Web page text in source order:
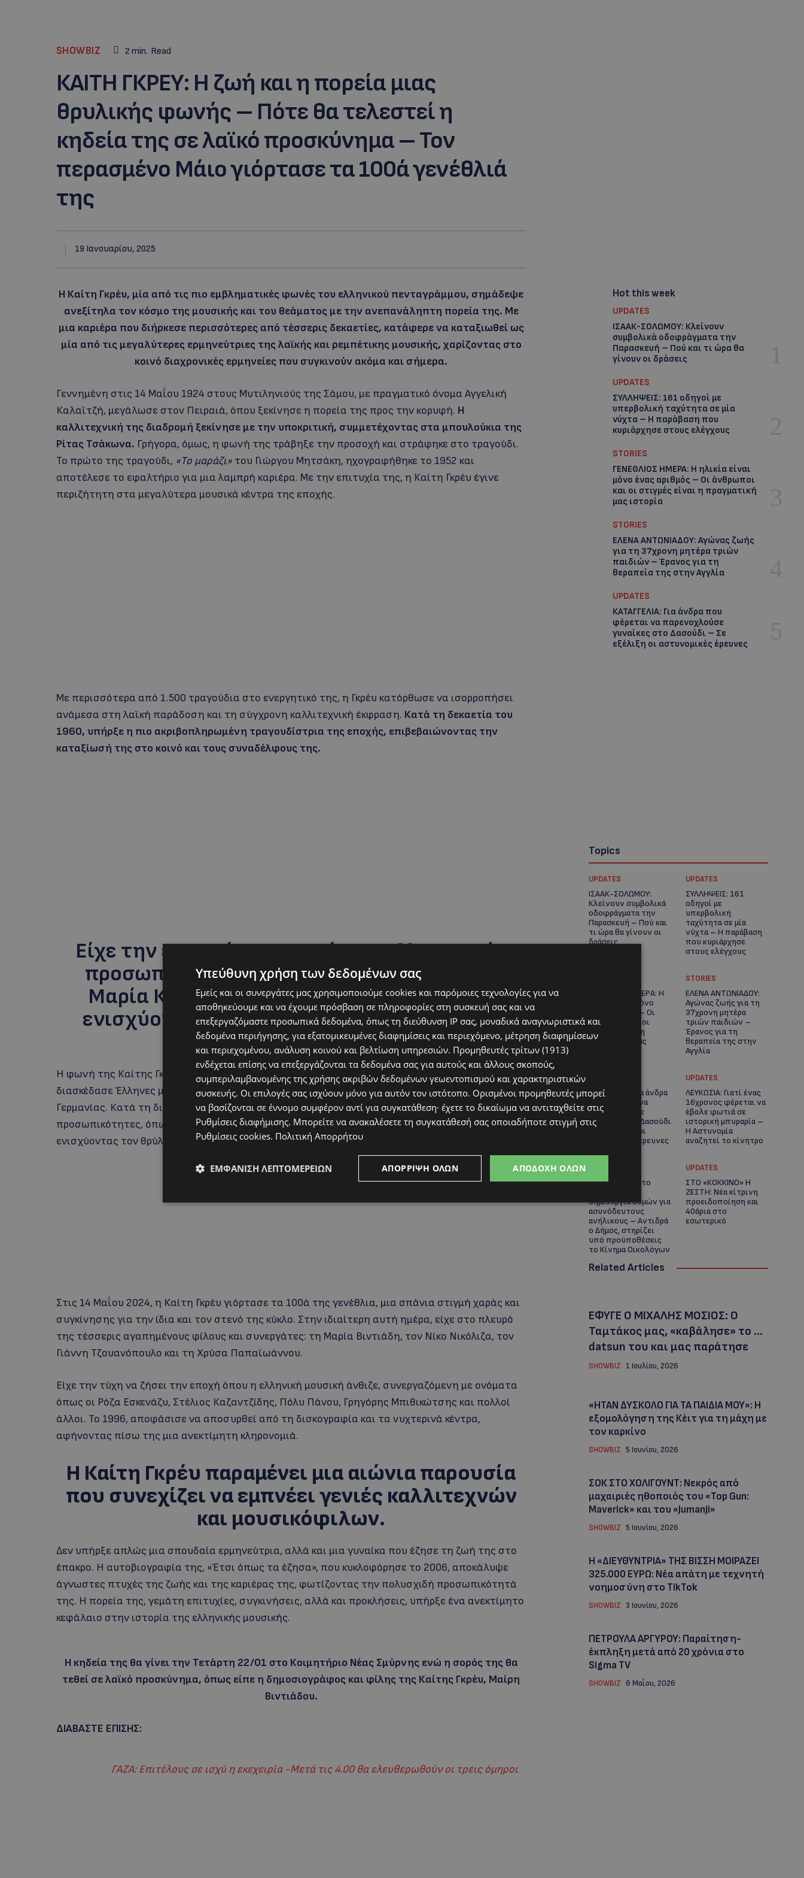
SHOWBIZ 2 min. Read
ΚΑΙΤΗ ΓΚΡΕΥ: Η ζωή και η πορεία μιας
θρυλικής φωνής – Πότε θα τελεστεί η
κηδεία της σε λαϊκό προσκύνημα – Τον
περασμένο Μάιο γιόρτασε τα 100ά γενέθλιά
της
19 Ιανουαρίου, 2025
Η Καίτη Γκρέυ, μία από τις πιο εμβληματικές φωνές του ελληνικού πενταγράμμου, σημάδεψε
ανεξίτηλα τον κόσμο της μουσικής και του θεάματος με την ανεπανάληπτη πορεία της. Με
μια καριέρα που διήρκεσε περισσότερες από τέσσερις δεκαετίες, κατάφερε να καταξιωθεί ως
μία από τις μεγαλύτερες ερμηνεύτριες της λαϊκής και ρεμπέτικης μουσικής, χαρίζοντας στο
κοινό διαχρονικές ερμηνείες που συγκινούν ακόμα και σήμερα.
Γεννημένη στις 14 Μαΐου 1924 στους Μυτιληνιούς της Σάμου, με πραγματικό όνομα Αγγελική
Καλαϊτζή, μεγάλωσε στον Πειραιά, όπου ξεκίνησε η πορεία της προς την κορυφή. Η
καλλιτεχνική της διαδρομή ξεκίνησε με την υποκριτική, συμμετέχοντας στα μπουλούκια της
Ρίτας Τσάκωνα. Γρήγορα, όμως, η φωνή της τράβηξε την προσοχή και στράφηκε στο τραγούδι.
Το πρώτο της τραγούδι, «Το μαράζι»του Γιώργου Μητσάκη, ηχογραφήθηκε το 1952 και
αποτέλεσε το εφαλτήριο για μια λαμπρή καριέρα. Με την επιτυχία της, η Καίτη Γκρέυ έγινε
περιζήτητη στα μεγαλύτερα μουσικά κέντρα της εποχής.
Με περισσότερα από 1.500 τραγούδια στο ενεργητικό της, η Γκρέυ κατόρθωσε να ισορροπήσει
ανάμεσα στη λαϊκή παράδοση και τη σύγχρονη καλλιτεχνική έκφραση. Κατά τη δεκαετία του
1960, υπήρξε η πιο ακριβοπληρωμένη τραγουδίστρια της εποχής, επιβεβαιώνοντας την
καταξίωσή της στο κοινό και τους συναδέλφους της.
Είχε την ευκαιρία να γνωρίσει εμβληματικές
προσωπικότητες, όπως ο Έλβις Πρίσλεϊ, η
Μαρία Κάλλας και ο Αριστοτέλης Ωνάσης,
ενισχύοντας τον θρύλο που περιέβαλε την
παρουσία της.
Η φωνή της Καίτης Γκρέυ ταξίδεψε πέρα από τα σύνορα της Ελλάδας. Ερμήνευσε τραγούδια και
διασκέδασε Έλληνες μετανάστες σε κέντρα της Αμερικής, της Αυστραλίας, του Καναδά και της
Γερμανίας. Κατά τη διάρκεια αυτής της πορείας, είχε την ευκαιρία να γνωρίσει εμβληματικές
προσωπικότητες, όπως ο Έλβις Πρίσλεϊ, η Μαρία Κάλλας και ο Αριστοτέλης Ωνάσης,
ενισχύοντας τον θρύλο που περιέβαλε την παρουσία της.
Στις 14 Μαΐου 2024, η Καίτη Γκρέυ γιόρτασε τα 100ά της γενέθλια, μια σπάνια στιγμή χαράς και
συγκίνησης για την ίδια και τον στενό της κύκλο. Στην ιδιαίτερη αυτή ημέρα, είχε στο πλευρό
της τέσσερις αγαπημένους φίλους και συνεργάτες: τη Μαρία Βιντιάδη, τον Νίκο Νικόλιζα, τον
Γιάννη Τζουανόπουλο και τη Χρύσα Παπαϊωάννου.
Είχε την τύχη να ζήσει την εποχή όπου η ελληνική μουσική άνθιζε, συνεργαζόμενη με ονόματα
όπως οι Ρόζα Εσκενάζυ, Στέλιος Καζαντζίδης, Πόλυ Πάνου, Γρηγόρης Μπιθικώτσης και πολλοί
άλλοι. Το 1996, αποφάσισε να αποσυρθεί από τη δισκογραφία και τα νυχτερινά κέντρα,
αφήνοντας πίσω της μια ανεκτίμητη κληρονομιά.
Η Καίτη Γκρέυ παραμένει μια αιώνια παρουσία
που συνεχίζει να εμπνέει γενιές καλλιτεχνών
και μουσικόφιλων.
Δεν υπήρξε απλώς μια σπουδαία ερμηνεύτρια, αλλά και μια γυναίκα που έζησε τη ζωή της στο
έπακρο. Η αυτοβιογραφία της, «Έτσι όπως τα έζησα», που κυκλοφόρησε το 2006, αποκάλυψε
άγνωστες πτυχές της ζωής και της καριέρας της, φωτίζοντας την πολυσχιδή προσωπικότητά
της. Η πορεία της, γεμάτη επιτυχίες, συγκινήσεις, αλλά και προκλήσεις, υπήρξε ένα ανεκτίμητο
κεφάλαιο στην ιστορία της ελληνικής μουσικής.
Η κηδεία της θα γίνει την Τετάρτη 22/01 στο Κοιμητήριο Νέας Σμύρνης ενώ η σορός της θα
τεθεί σε λαϊκό προσκύνημα, όπως είπε η δημοσιογράφος και φίλης της Καίτης Γκρέυ, Μαίρη
Βιντιάδου.
ΔΙΑΒΑΣΤΕ ΕΠΙΣΗΣ:
ΓΑΖΑ: Eπιτέλους σε ισχύ η εκεχειρία -Μετά τις 4.00 θα ελευθερωθούν οι τρεις όμηροι
Hot this week
UPDATES
ΙΣΑΑΚ-ΣΟΛΩΜΟΥ: Κλείνουν
συμβολικά οδοφράγματα την
Παρασκευή – Πού και τι ώρα θα
γίνουν οι δράσεις
UPDATES
ΣΥΛΛΗΨΕΙΣ: 161 οδηγοί με
υπερβολική ταχύτητα σε μία
νύχτα – Η παράβαση που
κυριάρχησε στους ελέγχους
STORIES
ΓΕΝΕΘΛΙΟΣ ΗΜΕΡΑ: Η ηλικία είναι
μόνο ένας αριθμός – Οι άνθρωποι
και οι στιγμές είναι η πραγματική
μας ιστορία
STORIES
ΕΛΕΝΑ ΑΝΤΩΝΙΑΔΟΥ: Αγώνας ζωής
για τη 37χρονη μητέρα τριών
παιδιών – Έρανος για τη
θεραπεία της στην Αγγλία
UPDATES
ΚΑΤΑΓΓΕΛΙΑ: Για άνδρα που
φέρεται να παρενοχλούσε
γυναίκες στο Δασούδι – Σε
εξέλιξη οι αστυνομικές έρευνες
Topics
UPDATES
ΙΣΑΑΚ-ΣΟΛΩΜΟΥ:
Κλείνουν συμβολικά
οδοφράγματα την
Παρασκευή – Πού και
τι ώρα θα γίνουν οι
δράσεις
UPDATES
ΣΥΛΛΗΨΕΙΣ: 161
οδηγοί με
υπερβολική
ταχύτητα σε μία
νύχτα – Η παράβαση
που κυριάρχησε
στους ελέγχους
ΓΕΝΕΘΛΙΟΣ ΗΜΕΡΑ: Η
ηλικία είναι μόνο
ένας αριθμός – Οι
άνθρωποι και οι
στιγμές είναι η
πραγματική μας
STORIES
ΕΛΕΝΑ ΑΝΤΩΝΙΑΔΟΥ:
Αγώνας ζωής για τη
37χρονη μητέρα
τριών παιδιών –
Έρανος για τη
θεραπεία της στην
Αγγλία
ΚΑΤΑΓΓΕΛΙΑ: Για άνδρα
που φέρεται να
παρενοχλούσε
γυναίκες στο Δασούδι
– Σε εξέλιξη οι
αστυνομικές έρευνες
UPDATES
ΛΕΥΚΩΣΙΑ: Γιατί ένας
16χρονος φέρεται να
έβαλε φωτιά σε
ιστορική μπυραρία –
Η Αστυνομία
αναζητεί το κίνητρο
ΛΑΤΣΙΑ-ΓΕΡΙ: Στο
δημιουργία δομών για
ασυνόδευτους
ανήλικους – Αντιδρά
ο Δήμος, στηρίζει
υπό προϋποθέσεις
το Κίνημα Οικολόγων
UPDATES
ΣΤΟ «ΚΟΚΚΙΝΟ» Η
ΖΕΣΤΗ: Νέα κίτρινη
προειδοποίηση και
40άρια στο
εσωτερικό
Related Articles
ΕΦΥΓΕ Ο ΜΙΧΑΛΗΣ ΜΟΣΙΟΣ: Ο
Ταμτάκος μας, «καβάλησε» το …
datsun του και μας παράτησε
SHOWBIZ 1 Ιουλίου, 2026
«ΗΤΑΝ ΔΥΣΚΟΛΟ ΓΙΑ ΤΑ ΠΑΙΔΙΑ ΜΟΥ»: Η
εξομολόγηση της Κέιτ για τη μάχη με
τον καρκίνο
SHOWBIZ 5 Ιουνίου, 2026
ΣΟΚ ΣΤΟ ΧΟΛΙΓΟΥΝΤ: Νεκρός από
μαχαιριές ηθοποιός του «Top Gun:
Maverick» και του «Jumanji»
SHOWBIZ 5 Ιουνίου, 2026
Η «ΔΙΕΥΘΥΝΤΡΙΑ» ΤΗΣ ΒΙΣΣΗ ΜΟΙΡΑΖΕΙ
325.000 ΕΥΡΩ: Νέα απάτη με τεχνητή
νοημοσύνη στο TikTok
SHOWBIZ 3 Ιουνίου, 2026
ΠΕΤΡΟΥΛΑ ΑΡΓΥΡΟΥ: Παραίτηση-
έκπληξη μετά από 20 χρόνια στο
Sigma TV
SHOWBIZ 6 Μαΐου, 2026
Υπεύθυνη χρήση των δεδομένων σας
Εμείς και οι συνεργάτες μας χρησιμοποιούμε cookies και παρόμοιες τεχνολογίες για να
αποθηκεύουμε και να έχουμε πρόσβαση σε πληροφορίες στη συσκευή σας και να
επεξεργαζόμαστε προσωπικά δεδομένα, όπως τη διεύθυνση IP σας, μοναδικά αναγνωριστικά και
δεδομένα περιήγησης, για εξατομικευμένες διαφημίσεις και περιεχόμενο, μέτρηση διαφημίσεων
και περιεχομένου, ανάλυση κοινού και βελτίωση υπηρεσιών. Προμηθευτές τρίτων (1913)
ενδέχεται επίσης να επεξεργάζονται τα δεδομένα σας για αυτούς και άλλους σκοπούς,
συμπεριλαμβανομένης της χρήσης ακριβών δεδομένων γεωεντοπισμού και χαρακτηριστικών
συσκευής. Οι επιλογές σας ισχύουν μόνο για αυτόν τον ιστότοπο. Ορισμένοι προμηθευτές μπορεί
να βασίζονται σε έννομο συμφέρον αντί για συγκατάθεση· έχετε το δικαίωμα να αντιταχθείτε στις
Ρυθμίσεις διαφήμισης. Μπορείτε να ανακαλέσετε τη συγκατάθεσή σας οποιαδήποτε στιγμή στις
Ρυθμίσεις cookies. Πολιτική Απορρήτου
ΑΠΟΔΟΧΉ ΌΛΩΝ
ΑΠΌΡΡΙΨΗ ΌΛΩΝ
ΕΜΦΆΝΙΣΗ ΛΕΠΤΟΜΕΡΕΙΏΝ